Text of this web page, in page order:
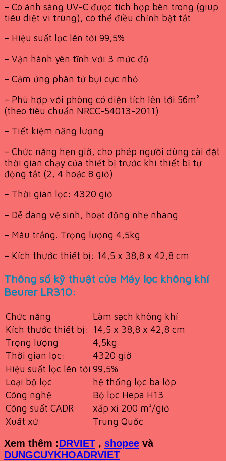
– Có ánh sáng UV-C được tích hợp bên trong (giúp
tiêu diệt vi trùng), có thể điều chỉnh bật tắt
– Hiệu suất lọc lên tới 99,5%
– Vận hành yên tĩnh với 3 mức độ
– Cảm ứng phân tử bụi cực nhỏ
– Phù hợp với phòng có diện tích lên tới 56m²
(theo tiêu chuẩn NRCC-54013-2011)
– Tiết kiệm năng lượng
– Chức năng hẹn giờ, cho phép người dùng cài đặt
thời gian chạy của thiết bị trước khi thiết bị tự
động tắt (2, 4 hoặc 8 giờ)
– Thời gian lọc: 4320 giờ
– Dễ dàng vệ sinh, hoạt động nhẹ nhàng
– Màu trắng. Trọng lượng 4,5kg
– Kích thước thiết bị: 14,5 x 38,8 x 42,8 cm
Thông số kỹ thuật của Máy lọc không khí
Beurer LR310:
Chức năng
Làm sạch không khí
Kích thước thiết bị:
14,5 x 38,8 x 42,8 cm
Trọng lượng
4,5kg
Thời gian lọc:
4320 giờ
Hiệu suất lọc lên tới 99,5%
Loại bộ lọc
hệ thống lọc ba lớp
Công nghệ
Bộ lọc Hepa H13
Công suất CADR
xấp xỉ 200 m³/giờ
Xuất xứ:
Trung Quốc
Xem thêm :DRVIET , shopee và
DUNGCUYKHOADRVIET